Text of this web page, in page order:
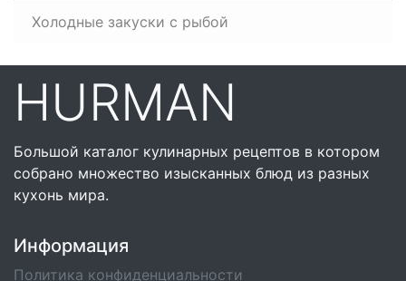
Холодные закуски с рыбой
HURMAN
Большой каталог кулинарных рецептов в котором
собрано множество изысканных блюд из разных
кухонь мира.
Информация
Политика конфиденциальности